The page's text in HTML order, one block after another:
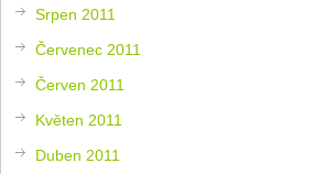
Srpen 2011
Červenec 2011
Červen 2011
Květen 2011
Duben 2011